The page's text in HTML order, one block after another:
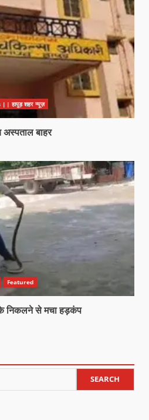
हापुड़ शहर न्यूज़
बाहर
Featured
निकलने से मचा हड़कंप
SEARCH